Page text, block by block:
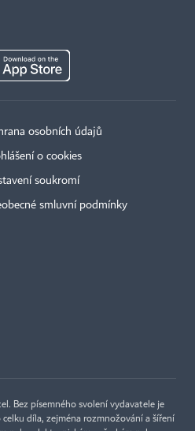
osobních údajů
o cookies
soukromí
smluvní podmínky
Bez písemného svolení vydavatele je
díla, zejména rozmnožování a šíření